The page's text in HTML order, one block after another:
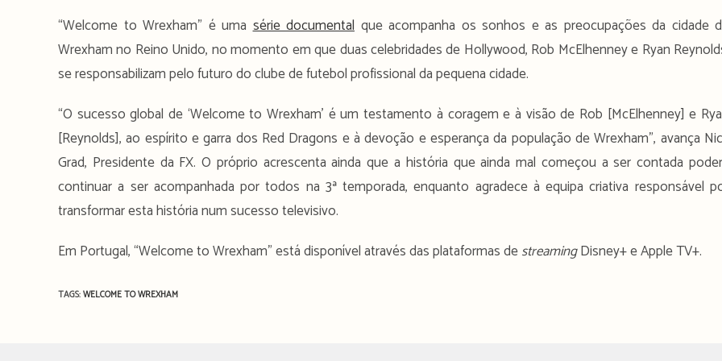
“Welcome to Wrexham” é umasérie documental que acompanha os sonhos e as preocupações da cidade
Wrexham no Reino Unido, no momento em que duas celebridades de Hollywood, Rob McElhenney e Ryan
se responsabilizam pelo futuro do clube de futebol profissional da pequena cidade.
“O sucesso global de ‘Welcome to Wrexham’ é um testamento à coragem e à visão de Rob [McElhenney] e
[Reynolds], ao espírito e garra dos Red Dragons e à devoção e esperança da população de Wrexham”, avança
Grad, Presidente da FX. O próprio acrescenta ainda que a história que ainda mal começou a ser contada
continuar a ser acompanhada por todos na 3ª temporada, enquanto agradece à equipa criativa responsável
transformar esta história num sucesso televisivo.
Em Portugal, “Welcome to Wrexham” está disponível através das plataformas destreamingDisney+ e Apple TV+.
TAGS:WELCOME TO WREXHAM